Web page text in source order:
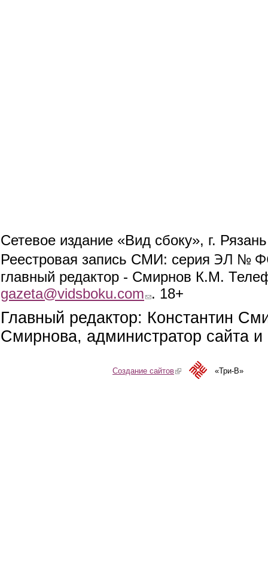
Сетевое издание «Вид сбоку», г.
Реестровая запись СМИ: серия ЭЛ №
главный редактор - Смирнов К.М.
gazeta@vidsboku.com (link sends e-mail)
. 18+
Главный редактор: Константин
Смирнова, администратор сайта
Создание сайтов(link is external)«Три-В»